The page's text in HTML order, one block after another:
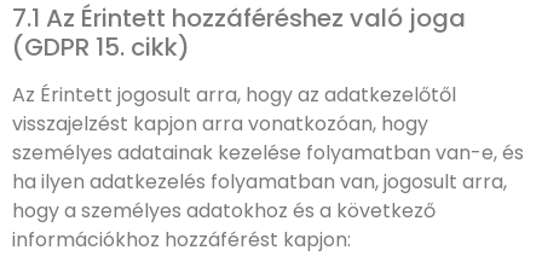
7.1 Az Érintett hozzáféréshez való joga
(GDPR 15. cikk)
Az Érintett jogosult arra, hogy az adatkezelőtől
visszajelzést kapjon arra vonatkozóan, hogy
személyes adatainak kezelése folyamatban van-e, és
ha ilyen adatkezelés folyamatban van, jogosult arra,
hogy a személyes adatokhoz és a következő
információkhoz hozzáférést kapjon: